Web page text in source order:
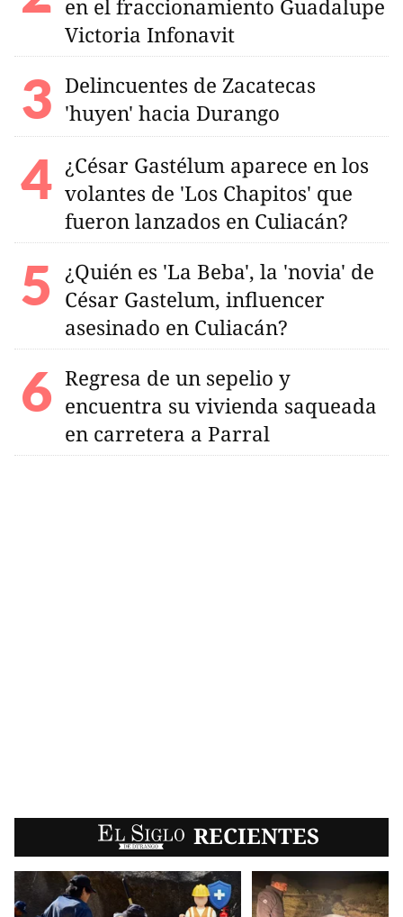
en el fraccionamiento Guadalupe
Victoria Infonavit
Delincuentes de Zacatecas
'huyen' hacia Durango
¿César Gastélum aparece en los
volantes de 'Los Chapitos' que
fueron lanzados en Culiacán?
¿Quién es 'La Beba', la 'novia' de
César Gastelum, influencer
asesinado en Culiacán?
Regresa de un sepelio y
encuentra su vivienda saqueada
en carretera a Parral
EL SIGLO RECIENTES